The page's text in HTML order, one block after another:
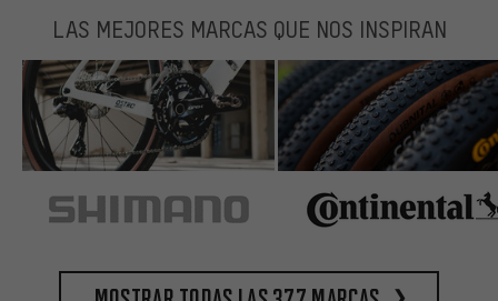
LAS MEJORES MARCAS QUE NOS INSPIRAN